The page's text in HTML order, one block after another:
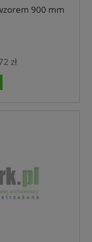
900 mm
zł